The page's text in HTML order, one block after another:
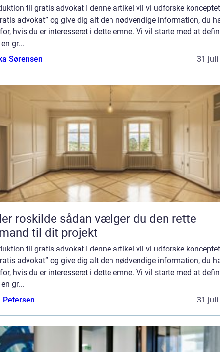
til gratis advokat I denne artikel vil vi udforske
advokat” og give dig alt den nødvendige information, du
hvis du er interesseret i dette emne. Vi vil starte med at
gr...
Sørensen
31 juli
sådan vælger du den rette
til dit projekt
til gratis advokat I denne artikel vil vi udforske
advokat” og give dig alt den nødvendige information, du
hvis du er interesseret i dette emne. Vi vil starte med at
gr...
Petersen
31 juli